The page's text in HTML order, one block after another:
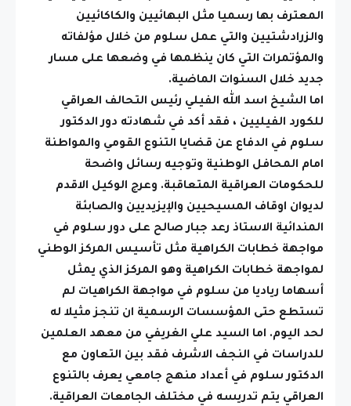
المعترف بها رسميا مثل البهائيين والكاكائيين
والزرادشتيين والتي عمل سلوم من خلال مؤلفاته
والمؤتمرات التي كان ينظمها في وضعها على مسار
جديد خلال السنوات الماضية.
اما الشيخ اسد الله الفيلي رئيس التحالف العراقي
للكورد الفيليين ، فقد أكد في شهادته دور الدكتور
سلوم في الدفاع عن قضايا التنوع القومي والمواطنة
امام المحافل الوطنية وتوجيه رسائل واضحة
للحكومات العراقية المتعاقبة. وعرج الوكيل الاقدم
لديوان اوقاف المسيحيين والإيزيديين والصابئة
المندائية الاستاذ رعد جبار صالح على دور سلوم في
مواجهة خطابات الكراهية مثل تأسيس المركز الوطني
لمواجهة خطابات الكراهية وهو المركز الذي يمثل
أسهاما رياديا من سلوم في مواجهة الكراهيات لم
تستطع حتى المؤسسات الرسمية ان تنجز مثيلا له
لحد اليوم. اما السيد علي الغريفي من معهد العلمين
للدراسات في النجف الاشرف فقد بين التعاون مع
الدكتور سلوم في أعداد منهج جامعي يعرف بالتنوع
العراقي يتم تدريسه في مختلف الجامعات العراقية.